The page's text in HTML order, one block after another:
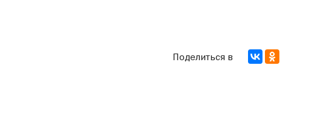
Поделиться в